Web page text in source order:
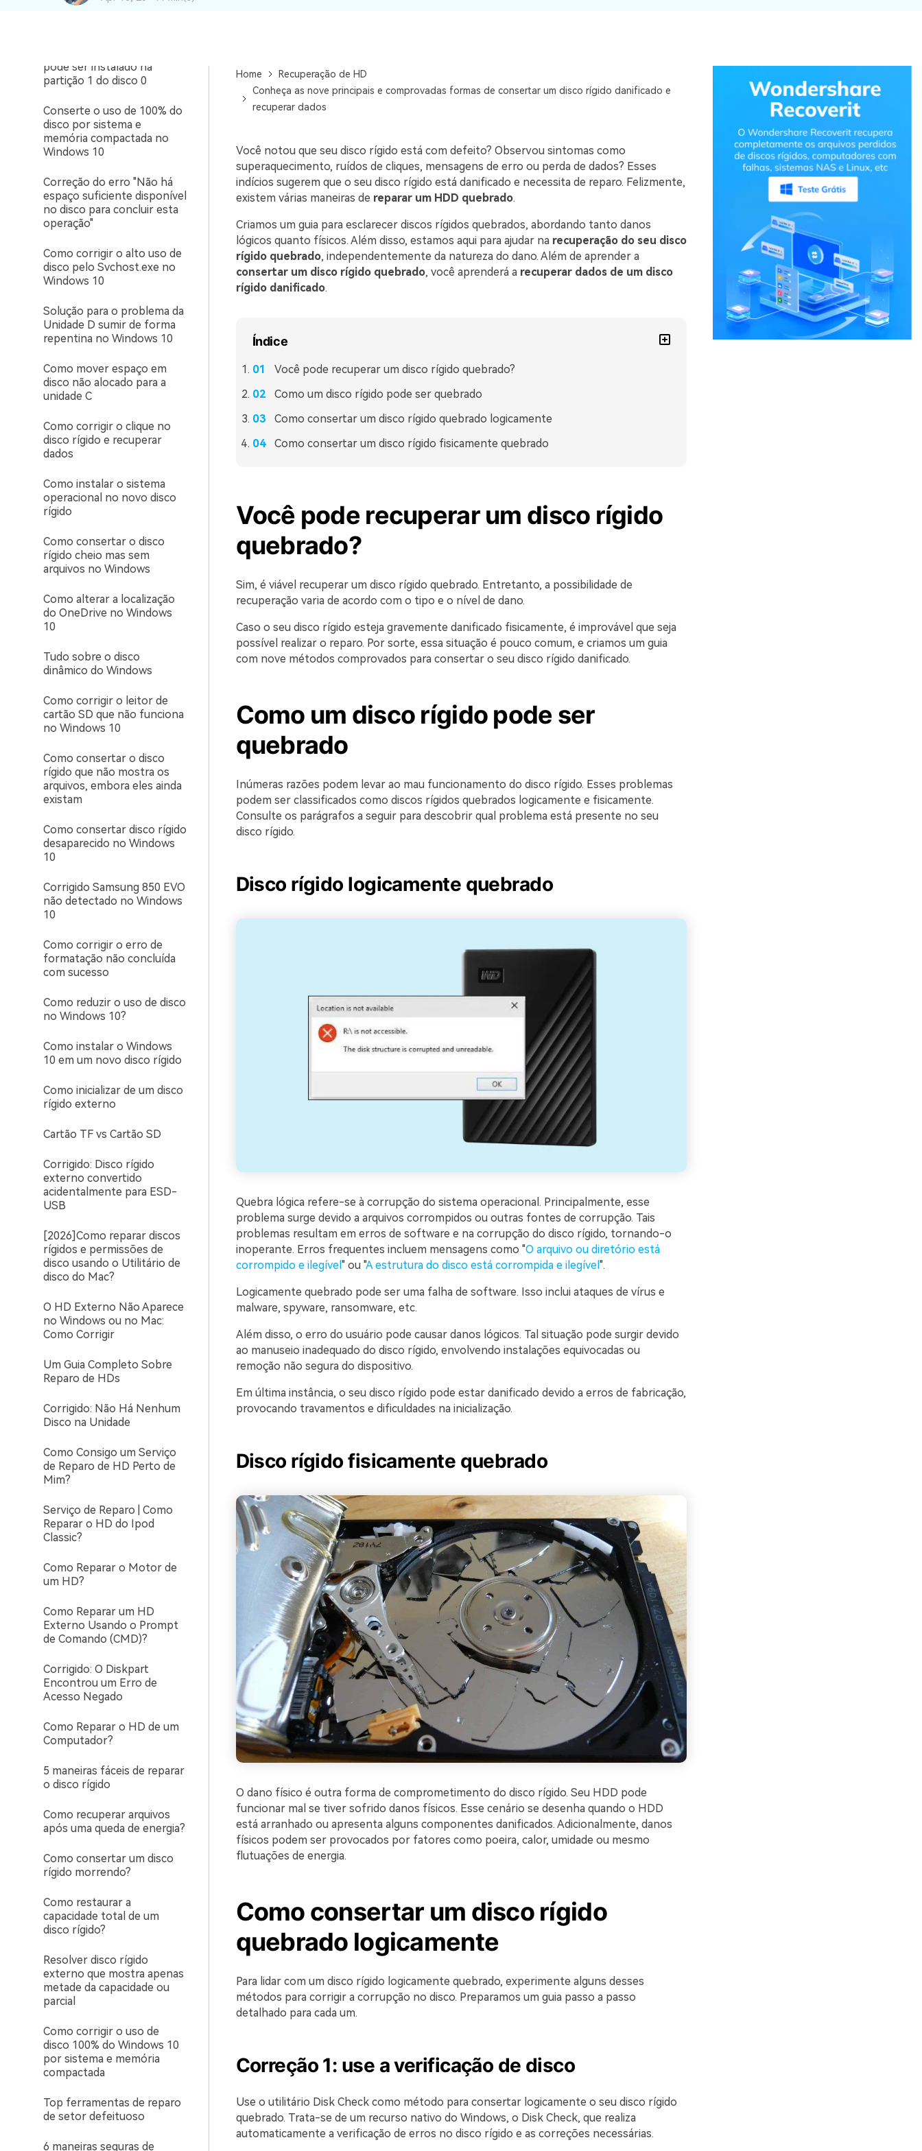
não detecta o SSD no
pode ser instalado na
partição 1 do disco 0
Conserte o uso de 100% do
disco por sistema e
memória compactada no
Windows 10
Correção do erro "Não há
espaço suficiente disponível
no disco para concluir esta
operação"
Como corrigir o alto uso de
disco pelo Svchost.exe no
Windows 10
Solução para o problema da
Unidade D sumir de forma
repentina no Windows 10
Como mover espaço em
disco não alocado para a
unidade C
Como corrigir o clique no
disco rígido e recuperar
dados
Como instalar o sistema
operacional no novo disco
rígido
Como consertar o disco
rígido cheio mas sem
arquivos no Windows
Como alterar a localização
do OneDrive no Windows
10
Tudo sobre o disco
dinâmico do Windows
Como corrigir o leitor de
cartão SD que não funciona
no Windows 10
Como consertar o disco
rígido que não mostra os
arquivos, embora eles ainda
existam
Como consertar disco rígido
desaparecido no Windows
10
Corrigido Samsung 850 EVO
não detectado no Windows
10
Como corrigir o erro de
formatação não concluída
com sucesso
Como reduzir o uso de disco
no Windows 10?
Como instalar o Windows
10 em um novo disco rígido
Como inicializar de um disco
rígido externo
Cartão TF vs Cartão SD
Corrigido: Disco rígido
externo convertido
acidentalmente para ESD-
USB
[2026]Como reparar discos
rígidos e permissões de
disco usando o Utilitário de
disco do Mac?
O HD Externo Não Aparece
no Windows ou no Mac:
Como Corrigir
Um Guia Completo Sobre
Reparo de HDs
Corrigido: Não Há Nenhum
Disco na Unidade
Como Consigo um Serviço
de Reparo de HD Perto de
Mim?
Serviço de Reparo | Como
Reparar o HD do Ipod
Classic?
Como Reparar o Motor de
um HD?
Como Reparar um HD
Externo Usando o Prompt
de Comando (CMD)?
Corrigido: O Diskpart
Encontrou um Erro de
Acesso Negado
Como Reparar o HD de um
Computador?
5 maneiras fáceis de reparar
o disco rígido
Como recuperar arquivos
após uma queda de energia?
Como consertar um disco
rígido morrendo?
Como restaurar a
capacidade total de um
disco rígido?
Resolver disco rígido
externo que mostra apenas
metade da capacidade ou
parcial
Como corrigir o uso de
disco 100% do Windows 10
por sistema e memória
compactada
Top ferramentas de reparo
de setor defeituoso
6 maneiras seguras de
Home
Recuperação de HD
Conheça as nove principais e comprovadas formas de consertar um disco rígido danificado e
recuperar dados
Você notou que seu disco rígido está com defeito? Observou sintomas como
superaquecimento, ruídos de cliques, mensagens de erro ou perda de dados? Esses
indícios sugerem que o seu disco rígido está danificado e necessita de reparo. Felizmente,
existem várias maneiras de reparar um HDD quebrado.
Criamos um guia para esclarecer discos rígidos quebrados, abordando tanto danos
lógicos quanto físicos. Além disso, estamos aqui para ajudar na recuperação do seu disco
rígido quebrado, independentemente da natureza do dano. Além de aprender a
consertar um disco rígido quebrado, você aprenderá a recuperar dados de um disco
rígido danificado.
Índice
Você pode recuperar um disco rígido quebrado?
Como um disco rígido pode ser quebrado
Como consertar um disco rígido quebrado logicamente
Como consertar um disco rígido fisicamente quebrado
Você pode recuperar um disco rígido
quebrado?
Sim, é viável recuperar um disco rígido quebrado. Entretanto, a possibilidade de
recuperação varia de acordo com o tipo e o nível de dano.
Caso o seu disco rígido esteja gravemente danificado fisicamente, é improvável que seja
possível realizar o reparo. Por sorte, essa situação é pouco comum, e criamos um guia
com nove métodos comprovados para consertar o seu disco rígido danificado.
Como um disco rígido pode ser
quebrado
Inúmeras razões podem levar ao mau funcionamento do disco rígido. Esses problemas
podem ser classificados como discos rígidos quebrados logicamente e fisicamente.
Consulte os parágrafos a seguir para descobrir qual problema está presente no seu
disco rígido.
Disco rígido logicamente quebrado
Quebra lógica refere-se à corrupção do sistema operacional. Principalmente, esse
problema surge devido a arquivos corrompidos ou outras fontes de corrupção. Tais
problemas resultam em erros de software e na corrupção do disco rígido, tornando-o
inoperante. Erros frequentes incluem mensagens como "O arquivo ou diretório está
corrompido e ilegível " ou "A estrutura do disco está corrompida e ilegível ".
Logicamente quebrado pode ser uma falha de software. Isso inclui ataques de vírus e
malware, spyware, ransomware, etc.
Além disso, o erro do usuário pode causar danos lógicos. Tal situação pode surgir devido
ao manuseio inadequado do disco rígido, envolvendo instalações equivocadas ou
remoção não segura do dispositivo.
Em última instância, o seu disco rígido pode estar danificado devido a erros de fabricação,
provocando travamentos e dificuldades na inicialização.
Disco rígido fisicamente quebrado
O dano físico é outra forma de comprometimento do disco rígido. Seu HDD pode
funcionar mal se tiver sofrido danos físicos. Esse cenário se desenha quando o HDD
está arranhado ou apresenta alguns componentes danificados. Adicionalmente, danos
físicos podem ser provocados por fatores como poeira, calor, umidade ou mesmo
flutuações de energia.
Como consertar um disco rígido
quebrado logicamente
Para lidar com um disco rígido logicamente quebrado, experimente alguns desses
métodos para corrigir a corrupção no disco. Preparamos um guia passo a passo
detalhado para cada um.
Correção 1: use a verificação de disco
Use o utilitário Disk Check como método para consertar logicamente o seu disco rígido
quebrado. Trata-se de um recurso nativo do Windows, o Disk Check, que realiza
automaticamente a verificação de erros no disco rígido e as correções necessárias.